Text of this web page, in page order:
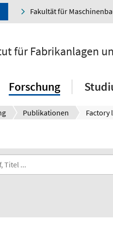
Fakultät für
für Fabrikanlagen
Forschung
Publikationen